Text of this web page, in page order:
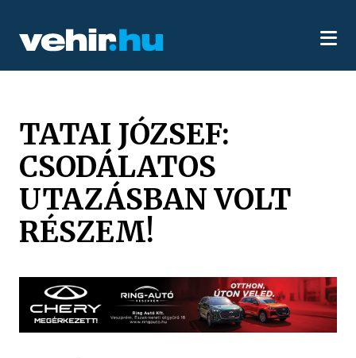
TATAI JÓZSEF:
CSODÁLATOS
UTAZÁSBAN VOLT
RÉSZEM!